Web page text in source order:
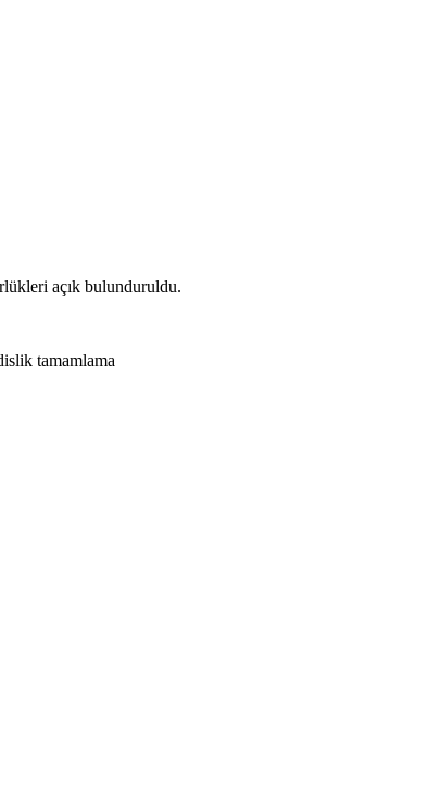
açık bulunduruldu.
tamamlama